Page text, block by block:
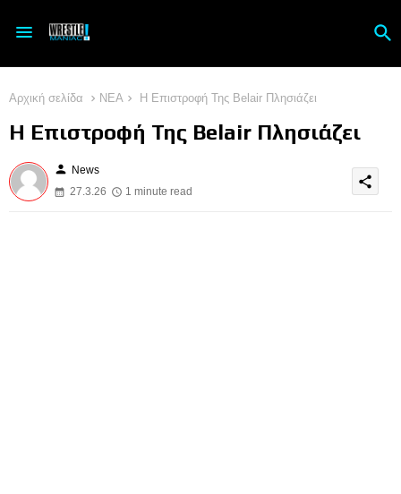
Αρχική σελίδα ΝΕΑ Η Επιστροφή Της Belair Πλησιάζει
Η Επιστροφή Της Belair Πλησιάζει
person News
27.3.26
1 minute read
share